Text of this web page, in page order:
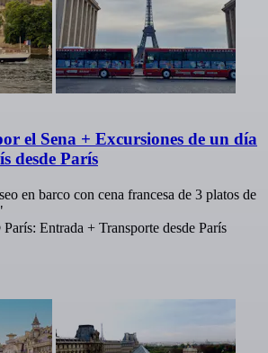
el Sena + Excursiones de un día
desde París
en barco con cena francesa de 3 platos de
Entrada + Transporte desde París